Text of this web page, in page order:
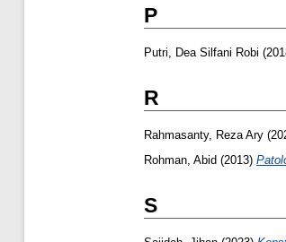
P
Putri, Dea Silfani Robi
R
Rahmasanty, Reza Ary
Rohman, Abid (2013)
S